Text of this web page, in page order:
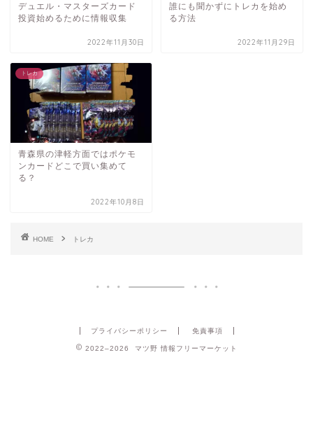
デュエル・マスターズカード
投資始めるために情報収集
2022年11月30日
誰にも聞かずにトレカを始め
る方法
2022年11月29日
トレカ
青森県の津軽方面ではポケモ
ンカードどこで買い集めて
る？
2022年10月8日
HOME トレカ
プライバシーポリシー 免責事項
2022–2026 マツ野 情報フリーマーケット